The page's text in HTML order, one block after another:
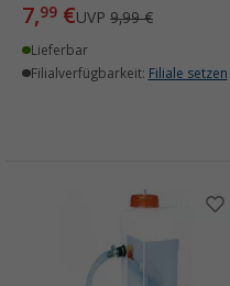
7,99 €UVP 9,99 €
Lieferbar
Filialverfügbarkeit: Filiale setzen